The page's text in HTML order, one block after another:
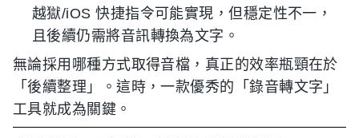
越獄/iOS 快捷指令可能實現，但穩定性不一，
且後續仍需將音訊轉換為文字。
無論採用哪種方式取得音檔，真正的效率瓶頸在於
「後續整理」。這時，一款優秀的「錄音轉文字」
工具就成為關鍵。